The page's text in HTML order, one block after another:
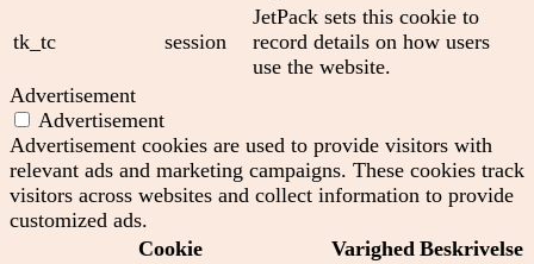
tk_tc session
JetPack sets this cookie to
record details on how users
use the website.
Advertisement
Advertisement
Advertisement cookies are used to provide visitors with
relevant ads and marketing campaigns. These cookies track
visitors across websites and collect information to provide
customized ads.
Cookie
Varighed Beskrivelse